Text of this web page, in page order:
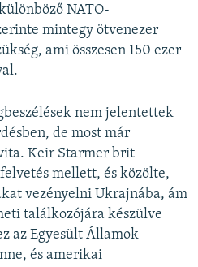
NATO-
mintegy ötvenezer
ami összesen 150 ezer
nem jelentettek
de most már
Keir Starmer brit
mellett, és közölte,
vezényelni Ukrajnába, ám
találkozójára készülve
az Egyesült Államok
és amerikai